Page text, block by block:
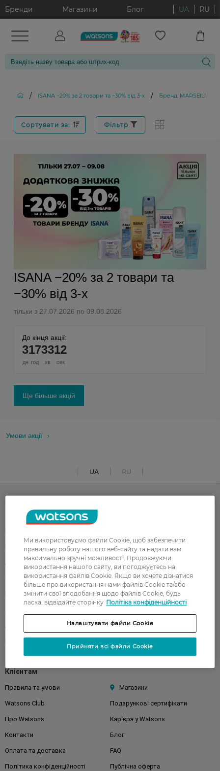
Бренди Магазини Блог UA RU
/ ISANA −20% за 2 товари та −30% від 3-х / Бренд: MARSEILLAIS
Сортувати за: Фільтр
ISANA −20% за 2 товари та
−30% від 3-х
тільки з 27.07.2026 по 09.08.2026
До кінця акції:
3
дн
17
год
33
хв
12
сек
Ще більше акцій
Умови акції
UA RU
Каталог
Парфуми Здоров'я
Акції Макіяж
Обличчя Тіло
Подарунки Діти
Аксесуари Дерматокосметика
Клієнтам
Правила та умови Магазини
Watsons Club Подарункові сертифікати
Про Watsons Кар'єра у Watsons
Контакти Блог
Оплата та доставка FAQ
Політика конфіденційності Публічна оферта
Ми використовуємо файли Cookie, щоб забезпечити
правильну роботу нашого веб-сайту та надати вам
максимально зручні можливості. Продовжуючи
використання нашого сайту, ви погоджуєтесь на
використання файлів Cookie. Якщо ви хочете дізнатися
більше про використання нами файлів Cookie та/або
змінити свої вподобання щодо файлів Cookie, будь
ласка, відвідайте сторінку Політіка конфіденційності
Налаштувати файли Cookie
Прийняти всі файли Cookie